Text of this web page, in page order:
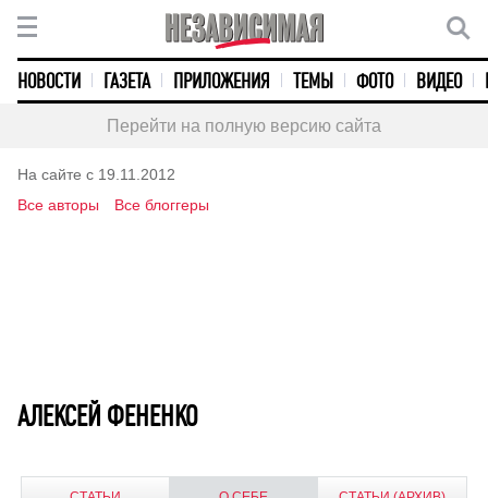
НОВОСТИ ГАЗЕТА ПРИЛОЖЕНИЯ ТЕМЫ ФОТО ВИДЕО
Перейти на полную версию сайта
На сайте с 19.11.2012
Все авторы
Все блоггеры
АЛЕКСЕЙ ФЕНЕНКО